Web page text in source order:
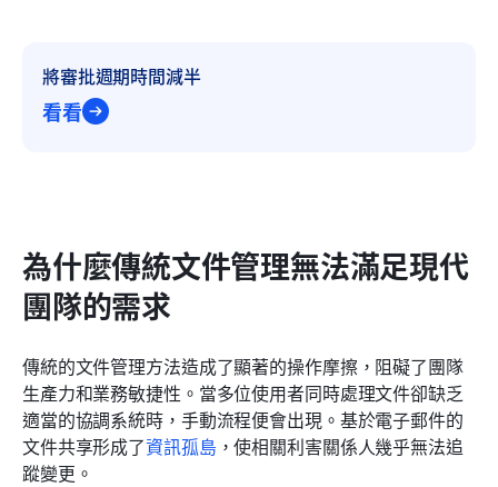
將審批週期時間減半
看看
為什麼傳統文件管理無法滿足現代
團隊的需求
傳統的文件管理方法造成了顯著的操作摩擦，阻礙了團隊
生產力和業務敏捷性。當多位使用者同時處理文件卻缺乏
適當的協調系統時，手動流程便會出現。基於電子郵件的
文件共享形成了資訊孤島 ，使相關利害關係人幾乎無法追
蹤變更。